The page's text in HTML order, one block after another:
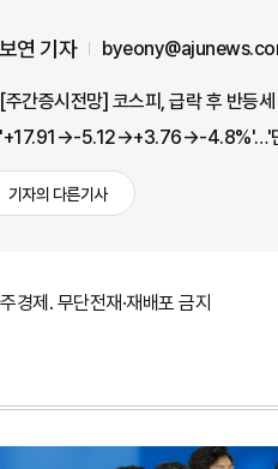
연 기자
[주간증시전망] 코스피, 급락 후 반등
기자의 다른기사
경제. 무단전재·재배포 금지